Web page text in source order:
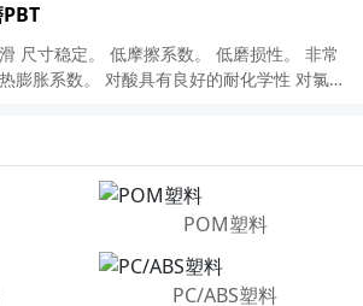
具有较低的汽油渗透性和出色的气体阻隔
能力
尺寸稳定。 低摩擦系数。 低磨损性。 非常
膨胀系数。 对酸具有良好的耐化学性 对氯和
POM塑料
PC/ABS塑料